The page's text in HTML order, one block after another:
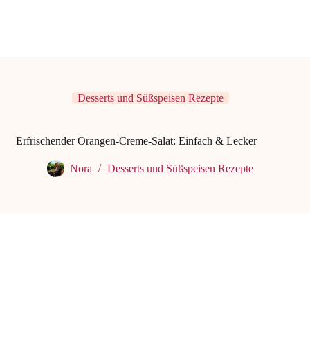
Desserts und Süßspeisen Rezepte
Erfrischender Orangen-Creme-Salat: Einfach & Lecker
Nora Desserts und Süßspeisen Rezepte